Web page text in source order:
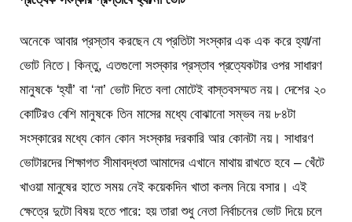
অনেকে আবার প্রস্তাব করছেন যে প্রতিটা সংস্কার এক এক করে হ্যা/না
ভোট নিতে। কিন্তু, এতগুলো সংস্কার প্রস্তাব প্রত্যেকটার ওপর সাধারণ
মানুষকে ‘হ্যাঁ’ বা ‘না’ ভোট দিতে বলা মোটেই বাস্তবসম্মত নয়। দেশের ২০
কোটিরও বেশি মানুষকে তিন মাসের মধ্যে বোঝানো সম্ভব নয় ৮৪টা
সংস্কারের মধ্যে কোন কোন সংস্কার দরকারি আর কোনটা নয়। সাধারণ
ভোটারদের শিক্ষাগত সীমাবদ্ধতা আমাদের এখানে মাথায় রাখতে হবে – খেঁটে
খাওয়া মানুষের হাতে সময় নেই কয়েকদিন খাতা কলম নিয়ে বসার। এই
ক্ষেত্রে দুটো বিষয় হতে পারে: হয় তারা শুধু নেতা নির্বাচনের ভোট দিয়ে চলে